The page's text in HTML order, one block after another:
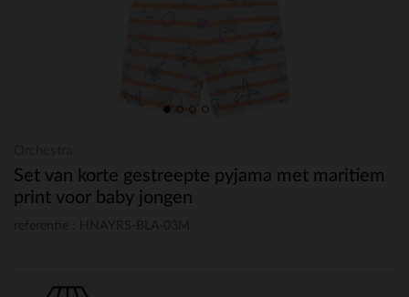
Set van korte gestreepte pyjama met maritiem
print voor baby jongen